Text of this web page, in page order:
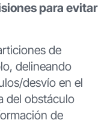
para evitar
de
delineando
desvío en el
del obstáculo
de